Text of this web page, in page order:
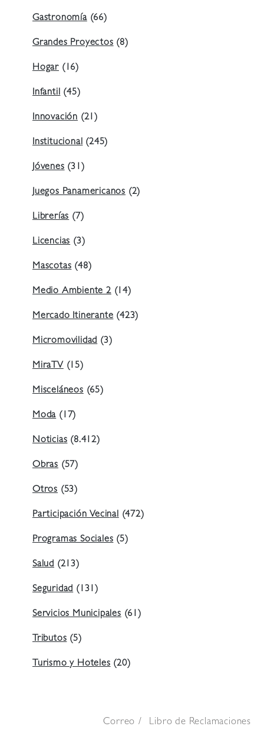
Gastronomía(66)
Grandes Proyectos (8)
Hogar (16)
Infantil (45)
Innovación (21)
Institucional (245)
Jóvenes (31)
Juegos Panamericanos (2)
Librerías (7)
Licencias (3)
Mascotas (48)
Medio Ambiente 2(14)
Mercado Itinerante (423)
Micromovilidad (3)
MiraTV (15)
Misceláneos (65)
Moda (17)
Noticias (8.412)
Obras (57)
Otros (53)
Participación Vecinal (472)
Programas Sociales (5)
Salud (213)
Seguridad (131)
Servicios Municipales (61)
Tributos (5)
Turismo y Hoteles (20)
Correo Libro de Reclamaciones